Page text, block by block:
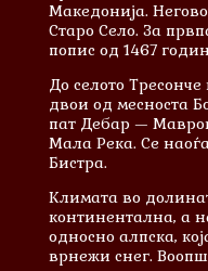
Македонија.
Старо Село. За
попис од 1467
До селото
двои од месноста
пат Дебар —
Мала Река. Се
Бистра.
Климата во
континентална, а
односно алпска,
врнежи снег.